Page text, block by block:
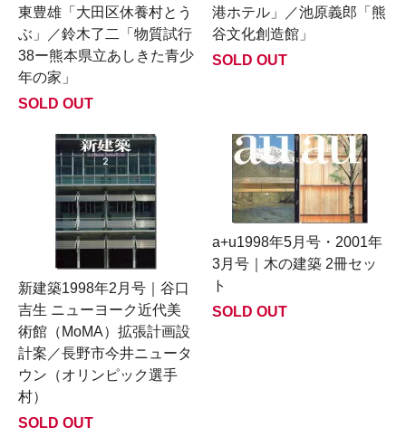
東豊雄「大田区休養村とう
ぶ」／鈴木了二「物質試行
38ー熊本県立あしきた青少
年の家」
SOLD OUT
港ホテル」／池原義郎「熊
谷文化創造館」
SOLD OUT
新建築1998年2月号｜谷口
吉生 ニューヨーク近代美
術館（MoMA）拡張計画設
計案／長野市今井ニュータ
ウン（オリンピック選手
村）
SOLD OUT
a+u1998年5月号・2001年
3月号｜木の建築 2冊セッ
ト
SOLD OUT